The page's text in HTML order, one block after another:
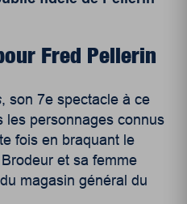
Fred Pellerin
, son 7e spectacle à ce
les personnages connus
fois en braquant le
et sa femme
magasin général du